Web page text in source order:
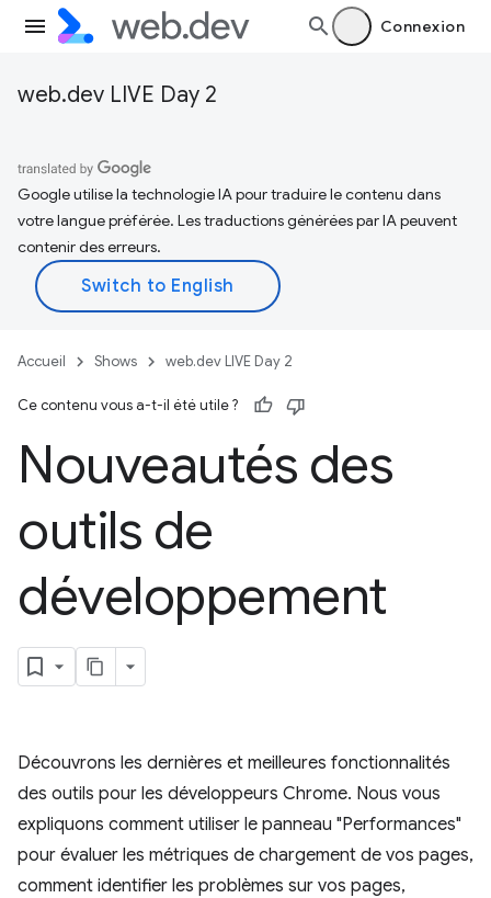
Connexion
web.dev LIVE Day 2
Google utilise la technologie IA pour traduire le contenu dans
votre langue préférée. Les traductions générées par IA peuvent
contenir des erreurs.
Accueil Shows web.dev LIVE Day 2
Ce contenu vous a-t-il été utile ?
Nouveautés des
outils de
développement
Découvrons les dernières et meilleures fonctionnalités
des outils pour les développeurs Chrome. Nous vous
expliquons comment utiliser le panneau "Performances"
pour évaluer les métriques de chargement de vos pages,
comment identifier les problèmes sur vos pages,